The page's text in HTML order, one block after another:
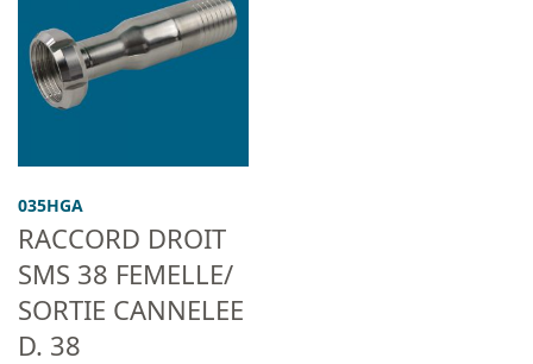
035HGA
RACCORD DROIT
SMS 38 FEMELLE/
SORTIE CANNELEE
D. 38